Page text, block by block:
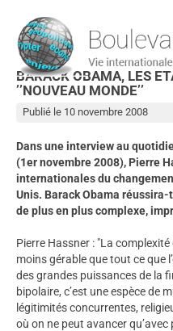
BARACK OBAMA, LES
’’NOUVEAU MONDE’’
Publié le 10 novembre 2008
Dans une interview au
(1er novembre 2008), Pierre
internationales du
Unis. Barack Obama
de plus en plus complexe,
Pierre Hassner : "La
moins gérable que tout ce que
des grandes puissances de la
bipolaire, c’est une espèce de
légitimités concurrentes,
où on ne peut avancer qu’avec